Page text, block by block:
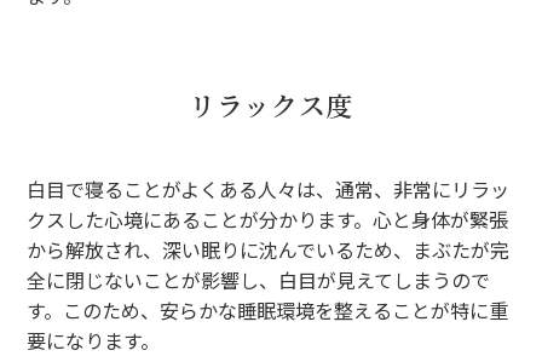
リラックス度
白目で寝ることがよくある人々は、通常、非常にリラッ
クスした心境にあることが分かります。心と身体が緊張
から解放され、深い眠りに沈んでいるため、まぶたが完
全に閉じないことが影響し、白目が見えてしまうので
す。このため、安らかな睡眠環境を整えることが特に重
要になります。